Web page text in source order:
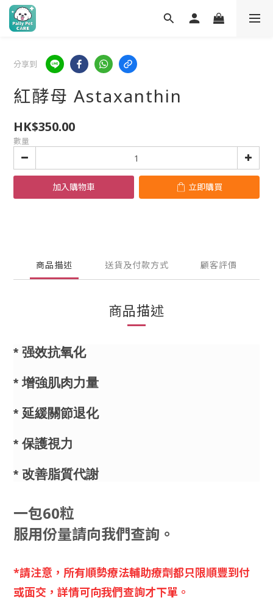
分享到
紅酵母 Astaxanthin
HK$350.00
數量
加入購物車 立即購買
商品描述 送貨及付款方式 顧客評價
商品描述
* 强效抗氧化
* 增強肌肉力量
* 延緩關節退化
* 保護視力
* 改善脂質代謝
一包60粒
服用份量請向我們查詢。
*請注意，所有順勢療法輔助療劑都只限順豐到付
或面交，詳情可向我們查詢才下單。